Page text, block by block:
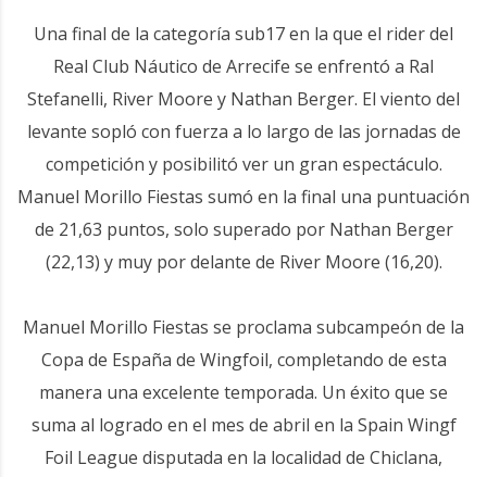
Una final de la categoría sub17 en la que el rider del
Real Club Náutico de Arrecife se enfrentó a Ral
Stefanelli, River Moore y Nathan Berger. El viento del
levante sopló con fuerza a lo largo de las jornadas de
competición y posibilitó ver un gran espectáculo.
Manuel Morillo Fiestas sumó en la final una puntuación
de 21,63 puntos, solo superado por Nathan Berger
(22,13) y muy por delante de River Moore (16,20).
Manuel Morillo Fiestas se proclama subcampeón de la
Copa de España de Wingfoil, completando de esta
manera una excelente temporada. Un éxito que se
suma al logrado en el mes de abril en la Spain Wingf
Foil League disputada en la localidad de Chiclana,